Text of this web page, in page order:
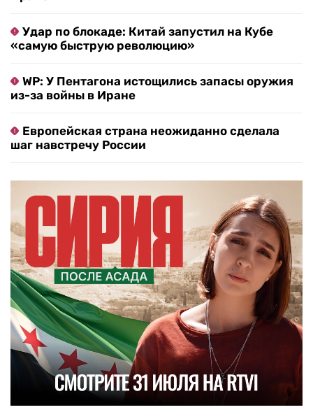
Удар по блокаде: Китай запустил на Кубе
«самую быструю революцию»
WP: У Пентагона истощились запасы оружия
из-за войны в Иране
Европейская страна неожиданно сделала
шаг навстречу России